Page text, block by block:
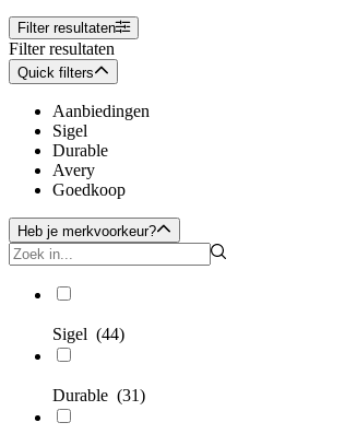
Filter resultaten
Filter resultaten
Quick filters
Aanbiedingen
Sigel
Durable
Avery
Goedkoop
Heb je merkvoorkeur?
Sigel (44)
Durable (31)